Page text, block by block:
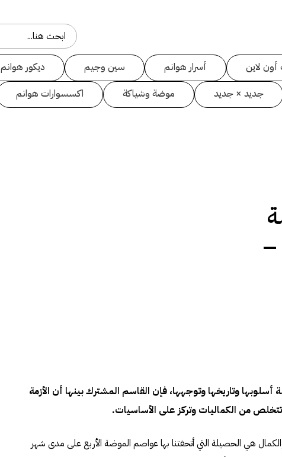
أون لاين أسرار هوانم سين وجيم ديكور هوانم
جديد × جديد موضة وشياكة اكسسوارات هوانم
لخريف وشتاء 2010 –
وتاريخها وتوجهها، فإن القاسم المشترك بينها أن الأزمة
تتخلص من الكماليات وتركز على الأساسيات.
والكمال هي الحصيلة التي أتحفتنا بها عواصم الموضة الأربع على مدى شهر